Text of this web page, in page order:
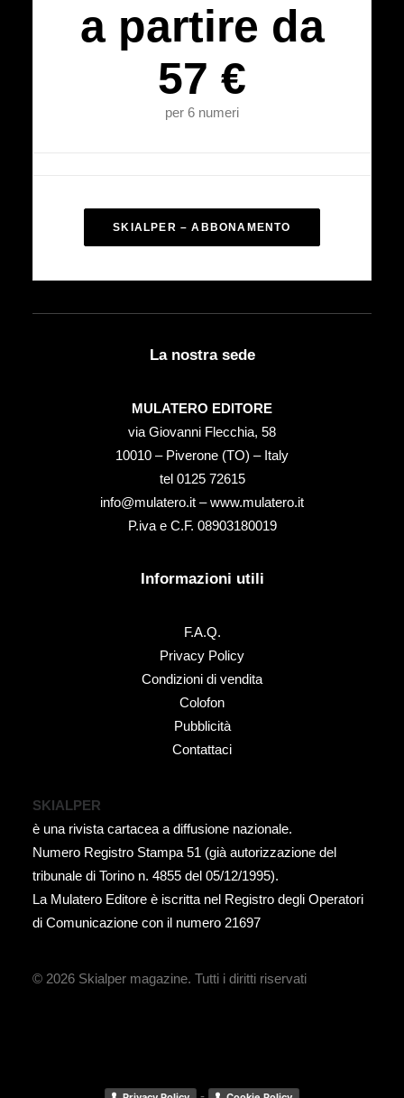
a partire da
57 €
per 6 numeri
SKIALPER – ABBONAMENTO
La nostra sede
MULATERO EDITORE
via Giovanni Flecchia, 58
10010 – Piverone (TO) – Italy
tel ‭0125 72615‬
info@mulatero.it –www.mulatero.it
P.iva e C.F. 08903180019
Informazioni utili
F.A.Q.
Privacy Policy
Condizioni di vendita
Colofon
Pubblicità
Contattaci
SKIALPER
è una rivista cartacea a diffusione nazionale.
Numero Registro Stampa 51 (già autorizzazione del
tribunale di Torino n. 4855 del 05/12/1995).
La Mulatero Editore è iscritta nel Registro degli Operatori
di Comunicazione con il numero 21697
© 2026 Skialper magazine. Tutti i diritti riservati